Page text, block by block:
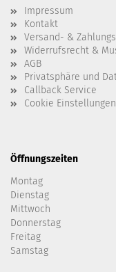
Impressum
Kontakt
Versand- &
Widerrufsrecht &
AGB
Privatsphäre und
Callback Service
Cookie Einstellungen
Öffnungszeiten
Montag
Dienstag
Mittwoch
Donnerstag
Freitag
Samstag